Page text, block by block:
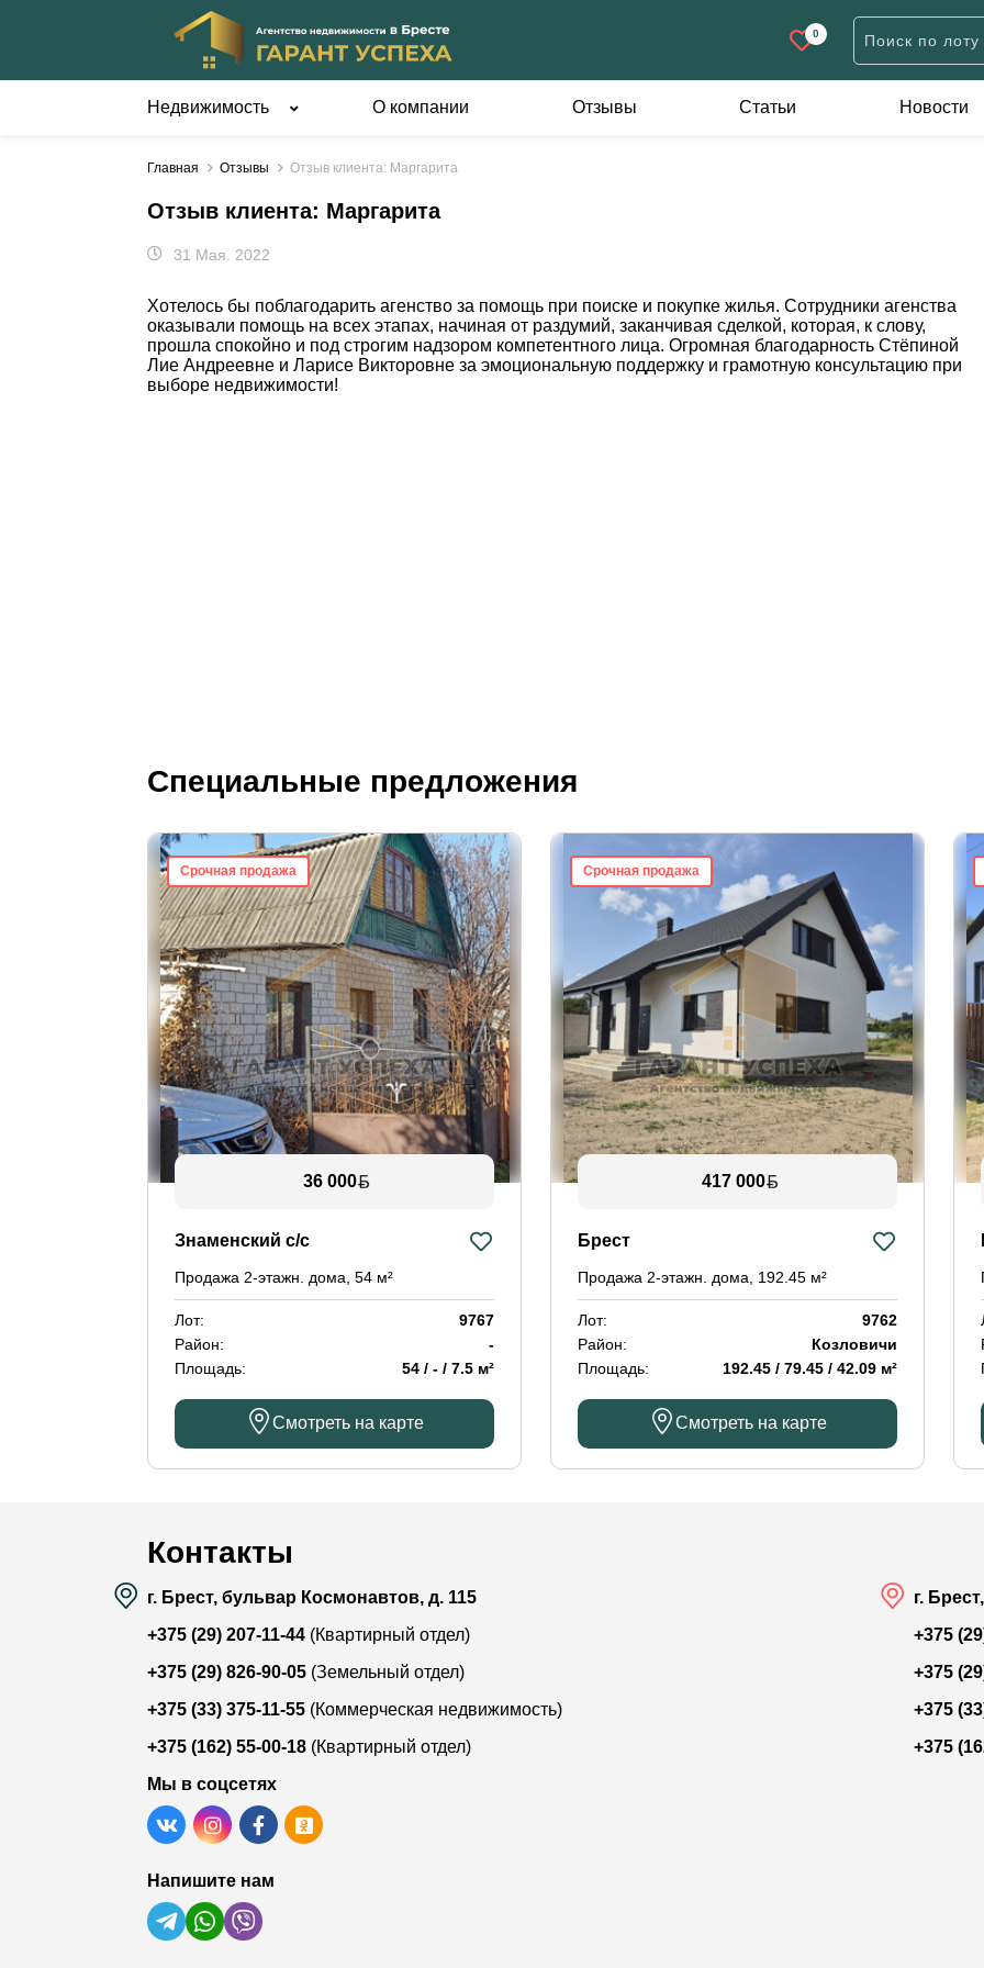
0
Недвижимость
2-комнатные
3-комнатные
Вне Бреста
Квартиры-студии
Комнаты
пригороде
Жилые дома
Коробки домов
Части домов
О компании Отзывы Статьи Новости
Главная Отзывы Отзыв клиента: Маргарита
Отзыв клиента: Маргарита
31 Мая. 2022
Хотелось бы поблагодарить агенство за помощь при поиске и покупке жилья. Сотрудники агенства
оказывали помощь на всех этапах, начиная от раздумий, заканчивая сделкой, которая, к слову,
прошла спокойно и под строгим надзором компетентного лица. Огромная благодарность Стёпиной
Лие Андреевне и Ларисе Викторовне за эмоциональную поддержку и грамотную консультацию при
выборе недвижимости!
Специальные предложения
Срочная продажа
36 000
Знаменский с/с
Продажа 2-этажн. дома, 54 м²
Лот:
9767
Район:
-
Площадь:
54 / - / 7.5 м²
Смотреть на карте
Срочная продажа
417 000
Брест
Продажа 2-этажн. дома, 192.45 м²
Лот:
9762
Район:
Козловичи
Площадь:
192.45 / 79.45 / 42.09 м²
Смотреть на карте
Контакты
г. Брест, бульвар Космонавтов, д. 115
+375 (29) 207-11-44 (Квартирный отдел)
+375 (29) 826-90-05 (Земельный отдел)
+375 (33) 375-11-55 (Коммерческая недвижимость)
+375 (162) 55-00-18 (Квартирный отдел)
г.
+375
+375
+375
+375
Мы в соцсетях
Напишите нам